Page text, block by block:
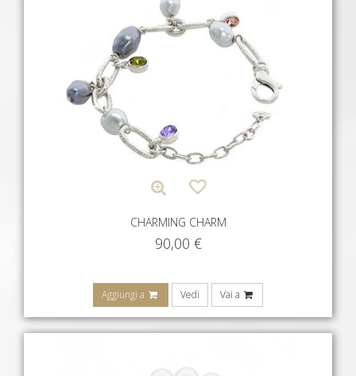
CHARMING CHARM
90,00 €
Aggiungi a Vedi Vai a